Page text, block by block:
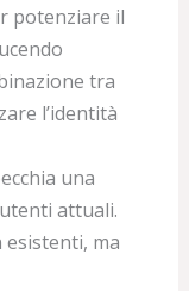
potenziare il
tra
l’identità
una
attuali.
ma